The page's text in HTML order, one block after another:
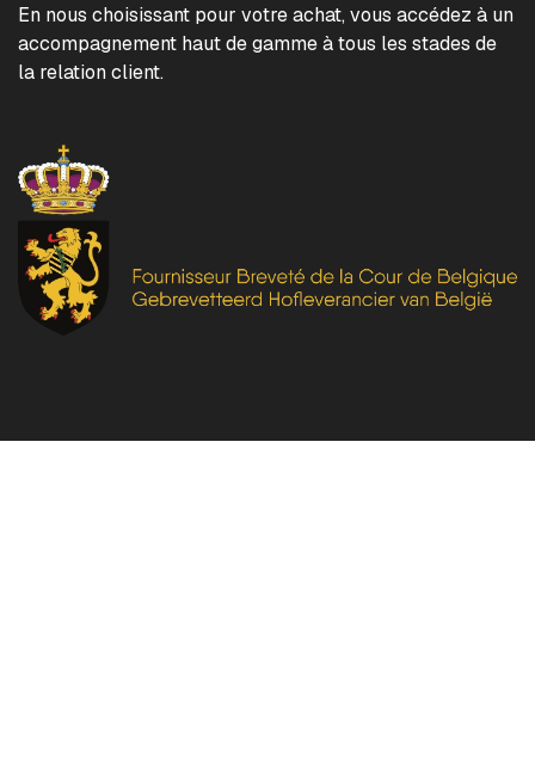
En nous choisissant pour votre achat, vous accédez à un
accompagnement haut de gamme à tous les stades de
la relation client.